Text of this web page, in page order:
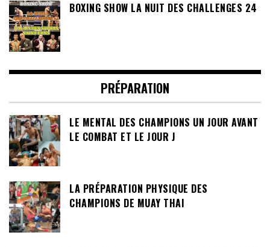
BOXING SHOW LA NUIT DES CHALLENGES 24
PRÉPARATION
LE MENTAL DES CHAMPIONS UN JOUR AVANT
LE COMBAT ET LE JOUR J
LA PRÉPARATION PHYSIQUE DES
CHAMPIONS DE MUAY THAI